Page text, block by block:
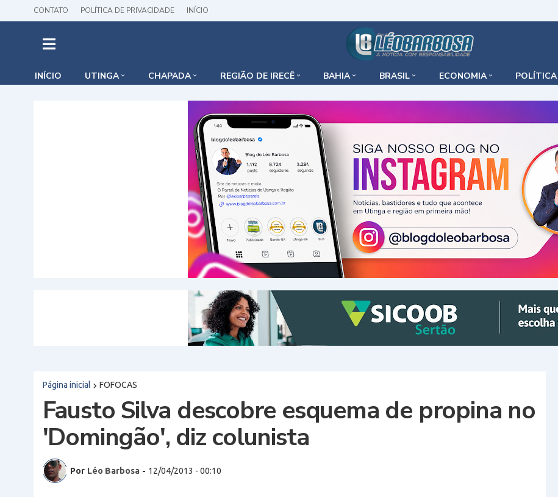
CONTATO POLÍTICA DE PRIVACIDADE INÍCIO
INÍCIO UTINGA CHAPADA REGIÃO DE IRECÊ BAHIA BRASIL ECONOMIA POLÍTICA
Página inicial FOFOCAS
Fausto Silva descobre esquema de propina no
'Domingão', diz colunista
Por Léo Barbosa - 12/04/2013 - 00:10